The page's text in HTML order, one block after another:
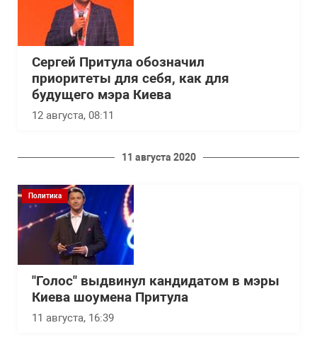
Сергей Притула обозначил
приоритеты для себя, как для
будущего мэра Киева
12 августа, 08:11
11 августа 2020
Политика
"Голос" выдвинул кандидатом в мэры
Киева шоумена Притула
11 августа, 16:39